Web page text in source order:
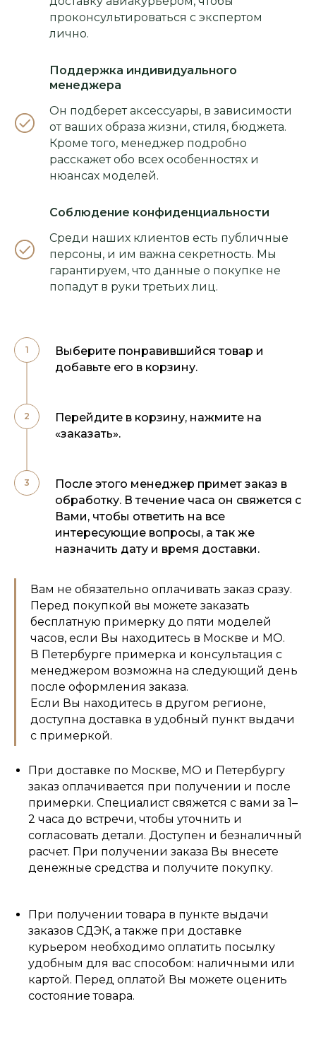
проконсультироваться с экспертом
лично.
Поддержка индивидуального
менеджера
Он подберет аксессуары, в зависимости
от ваших образа жизни, стиля, бюджета.
Кроме того, менеджер подробно
расскажет обо всех особенностях и
нюансах моделей.
Соблюдение конфиденциальности
Среди наших клиентов есть публичные
персоны, и им важна секретность. Мы
гарантируем, что данные о покупке не
попадут в руки третьих лиц.
Выберите понравившийся товар и
добавьте его в корзину.
Перейдите в корзину, нажмите на
«заказать».
После этого менеджер примет заказ в
обработку. В течение часа он свяжется с
Вами, чтобы ответить на все
интересующие вопросы, а так же
назначить дату и время доставки.
Вам не обязательно оплачивать заказ сразу.
Перед покупкой вы можете заказать
бесплатную примерку до пяти моделей
часов, если Вы находитесь в Москве и МО.
В Петербурге примерка и консультация с
менеджером возможна на следующий день
после оформления заказа.
Если Вы находитесь в другом регионе,
доступна доставка в удобный пункт выдачи
с примеркой.
При доставке по Москве, МО и Петербургу
заказ оплачивается при получении и после
примерки. Специалист свяжется с вами за 1–
2 часа до встречи, чтобы уточнить и
согласовать детали. Доступен и безналичный
расчет. При получении заказа Вы внесете
денежные средства и получите покупку.
При получении товара в пункте выдачи
заказов СДЭК, а также при доставке
курьером необходимо оплатить посылку
удобным для вас способом: наличными или
картой. Перед оплатой Вы можете оценить
состояние товара.